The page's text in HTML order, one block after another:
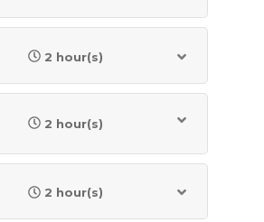
2 hour(s)
2 hour(s)
2 hour(s)